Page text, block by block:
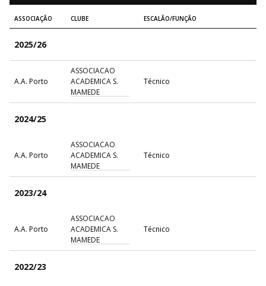
ASSOCIAÇÃO CLUBE ESCALÃO/FUNÇÃO
2025/26
A.A. Porto
ASSOCIACAO
ACADEMICA S.
MAMEDE
Técnico
2024/25
A.A. Porto
ASSOCIACAO
ACADEMICA S.
MAMEDE
Técnico
2023/24
A.A. Porto
ASSOCIACAO
ACADEMICA S.
MAMEDE
Técnico
2022/23